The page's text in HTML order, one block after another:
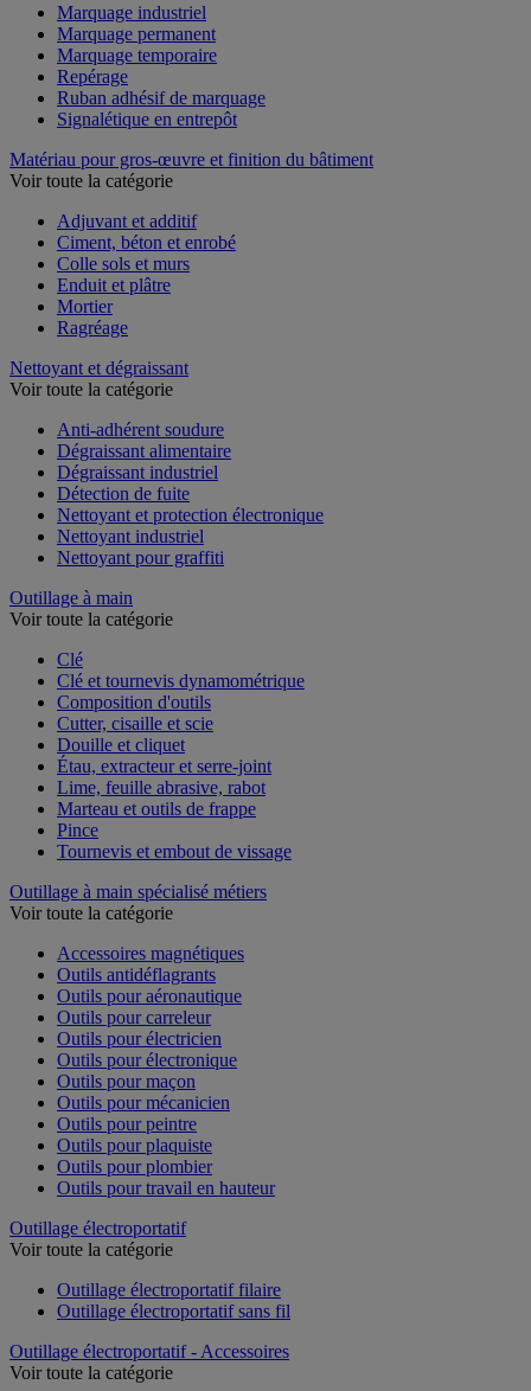
Marquage industriel
Marquage permanent
Marquage temporaire
Repérage
Ruban adhésif de marquage
Signalétique en entrepôt
Matériau pour gros-œuvre et finition du bâtiment
Voir toute la catégorie
Adjuvant et additif
Ciment, béton et enrobé
Colle sols et murs
Enduit et plâtre
Mortier
Ragréage
Nettoyant et dégraissant
Voir toute la catégorie
Anti-adhérent soudure
Dégraissant alimentaire
Dégraissant industriel
Détection de fuite
Nettoyant et protection électronique
Nettoyant industriel
Nettoyant pour graffiti
Outillage à main
Voir toute la catégorie
Clé
Clé et tournevis dynamométrique
Composition d'outils
Cutter, cisaille et scie
Douille et cliquet
Étau, extracteur et serre-joint
Lime, feuille abrasive, rabot
Marteau et outils de frappe
Pince
Tournevis et embout de vissage
Outillage à main spécialisé métiers
Voir toute la catégorie
Accessoires magnétiques
Outils antidéflagrants
Outils pour aéronautique
Outils pour carreleur
Outils pour électricien
Outils pour électronique
Outils pour maçon
Outils pour mécanicien
Outils pour peintre
Outils pour plaquiste
Outils pour plombier
Outils pour travail en hauteur
Outillage électroportatif
Voir toute la catégorie
Outillage électroportatif filaire
Outillage électroportatif sans fil
Outillage électroportatif - Accessoires
Voir toute la catégorie